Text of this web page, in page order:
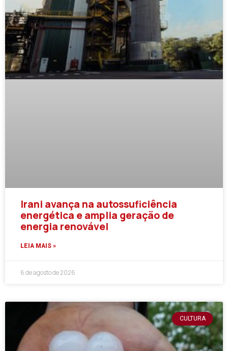
Irani avança na autossuficiência
energética e amplia geração de
energia renovável
LEIA MAIS »
6 de agosto de 2026
CULTURA